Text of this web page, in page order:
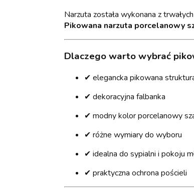
Narzuta została wykonana z
Pikowana narzuta porcelanowy
Dlaczego warto wybrać
✔ elegancka pikowana
✔ dekoracyjna falbanka
✔ modny kolor porcelanowy
✔ różne wymiary do wyboru
✔ idealna do sypialni i pokoju
✔ praktyczna ochrona pościeli